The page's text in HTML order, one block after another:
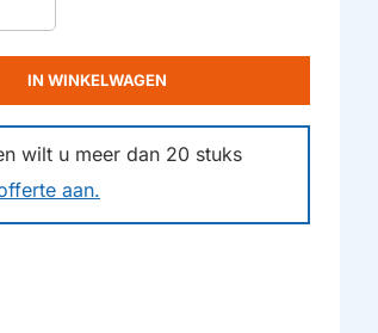
wilt u meer dan 20 stuks
aan.
IN WINKELWAGEN